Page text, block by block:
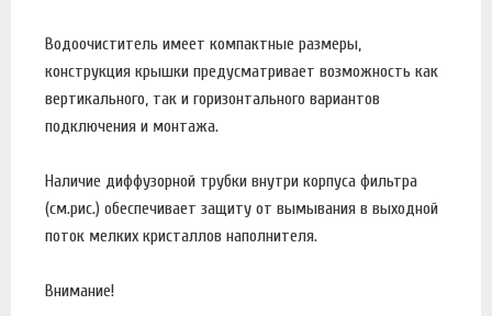
Водоочиститель имеет компактные размеры,
конструкция крышки предусматривает возможность как
вертикального, так и горизонтального вариантов
подключения и монтажа.
Наличие диффузорной трубки внутри корпуса фильтра
(см.рис.) обеспечивает защиту от вымывания в выходной
поток мелких кристаллов наполнителя.
Внимание!